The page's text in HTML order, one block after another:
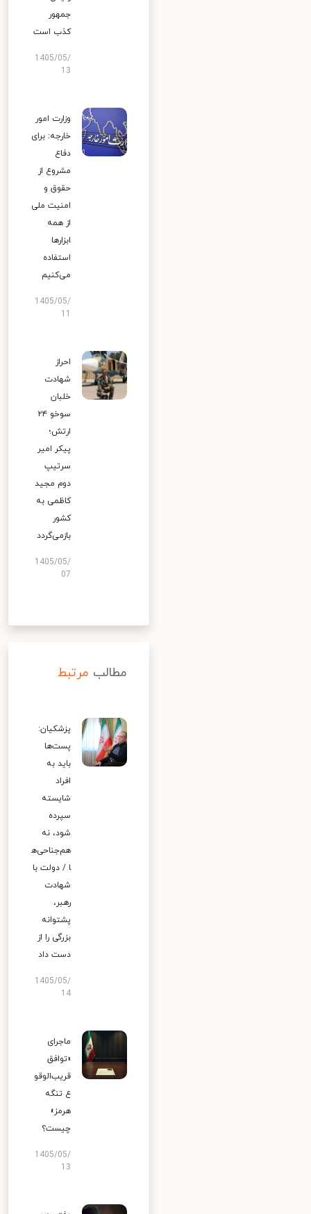
جمهور
کذب است
1405/05/
13
وزارت امور
خارجه: برای
دفاع
مشروع از
حقوق و
امنیت ملی
از همه
ابزارها
استفاده
می‌کنیم
1405/05/
احراز
شهادت
خلبان
سوخو ۲۴
ارتش؛
پیکر امیر
سرتیپ
دوم مجید
کاظمی به
کشور
بازمی‌گردد
1405/05/
07
مطالب مرتبط
پزشکیان:
پست‌ها
باید به
افراد
شایسته
سپرده
شود، نه
هم‌جناحی‌ه
ا / دولت با
شهادت
رهبر،
پشتوانه
بزرگی را از
دست داد
1405/05/
14
ماجرای
«توافق
قریب‌الوقو
ع تنگه
هرمز»
چیست؟
1405/05/
13